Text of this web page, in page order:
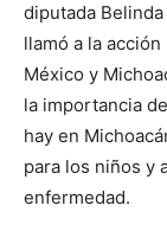
diputada
llamó a la
México y
la importancia
hay en
para los niños y
enfermedad.